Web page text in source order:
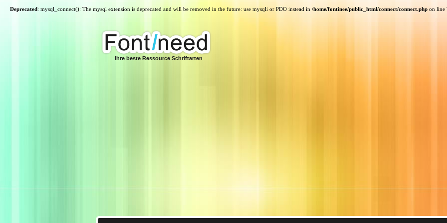
Deprecated: mysql_connect(): The mysql extension is deprecated and will be removed in the future: use mysqli or PDO instead in /home/fontinee/public_html/connect/connect.php on line
Ihre beste Ressource Schriftarten